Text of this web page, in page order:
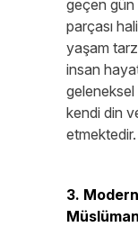
geçen gün
parçası
yaşam
insan
geleneksel
kendi din
etmektedir.
3.